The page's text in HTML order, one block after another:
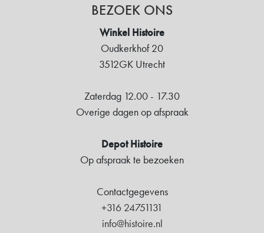
BEZOEK ONS
Winkel Histoire
Oudkerkhof 20
3512GK Utrecht
Zaterdag 12.00 - 17.30
Overige dagen op afspraak
Depot Histoire
Op afspraak te bezoeken
Contactgegevens
+316 24751131
info@histoire.nl